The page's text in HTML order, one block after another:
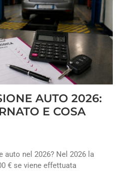
AUTO 2026:
E COSA
auto nel 2026? Nel 2026 la
€ se viene effettuata